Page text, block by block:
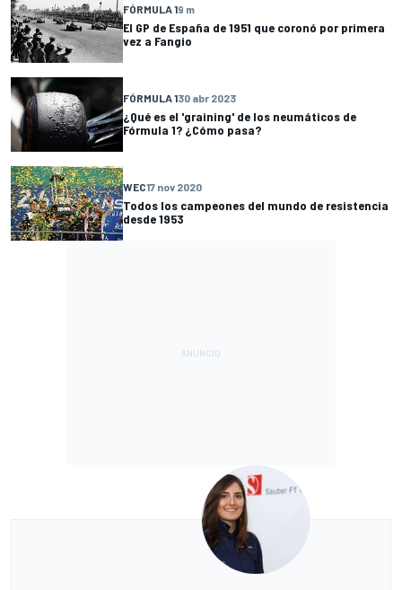
FÓRMULA 19 m
El GP de España de 1951 que coronó por primera
vez a Fangio
FÓRMULA 130 abr 2023
¿Qué es el 'graining' de los neumáticos de
Fórmula 1? ¿Cómo pasa?
WEC17 nov 2020
Todos los campeones del mundo de resistencia
desde 1953